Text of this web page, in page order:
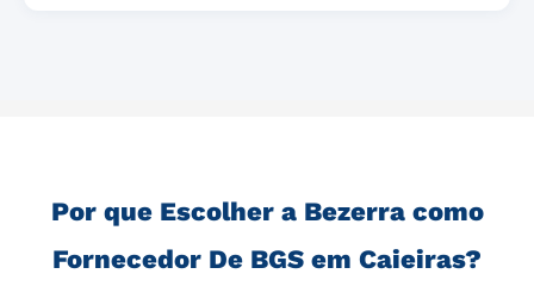
Por que Escolher a Bezerra como
Fornecedor De BGS em Caieiras?